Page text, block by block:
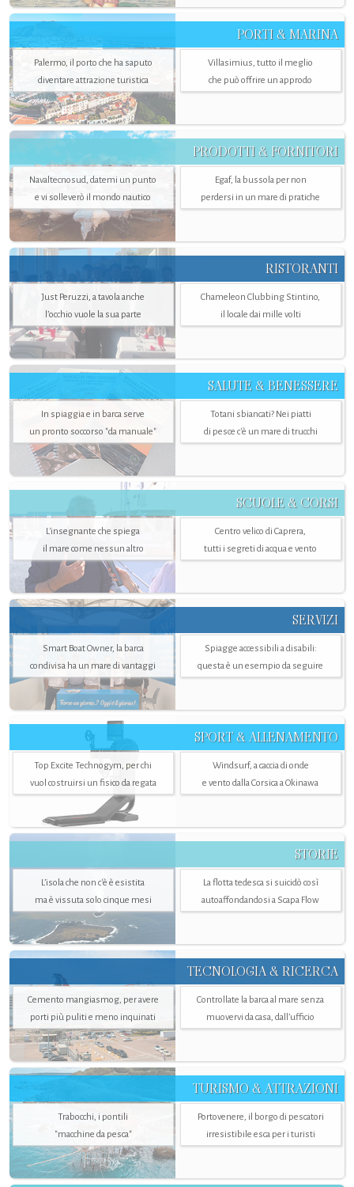
PORTI & MARINA
Palermo, il porto che ha saputo
diventare attrazione turistica
Villasimius, tutto il meglio
che può offrire un approdo
PRODOTTI & FORNITORI
Navaltecnosud, datemi un punto
e vi solleverò il mondo nautico
Egaf, la bussola per non
perdersi in un mare di pratiche
RISTORANTI
Just Peruzzi, a tavola anche
l’occhio vuole la sua parte
Chameleon Clubbing Stintino,
il locale dai mille volti
SALUTE & BENESSERE
In spiaggia e in barca serve
un pronto soccorso "da manuale"
Totani sbiancati? Nei piatti
di pesce c'è un mare di trucchi
SCUOLE & CORSI
L'insegnante che spiega
il mare come nessun altro
Centro velico di Caprera,
tutti i segreti di acqua e vento
SERVIZI
Smart Boat Owner, la barca
condivisa ha un mare di vantaggi
Spiagge accessibili a disabili:
questa è un esempio da seguire
SPORT & ALLENAMENTO
Top Excite Technogym, per chi
vuol costruirsi un fisico da regata
Windsurf, a caccia di onde
e vento dalla Corsica a Okinawa
STORIE
L’isola che non c'è è esistita
ma è vissuta solo cinque mesi
La flotta tedesca si suicidò così
autoaffondandosi a Scapa Flow
TECNOLOGIA & RICERCA
Cemento mangiasmog, per avere
porti più puliti e meno inquinati
Controllate la barca al mare senza
muovervi da casa, dall’ufficio
TURISMO & ATTRAZIONI
Trabocchi, i pontili
"macchine da pesca"
Portovenere, il borgo di pescatori
irresistibile esca per i turisti